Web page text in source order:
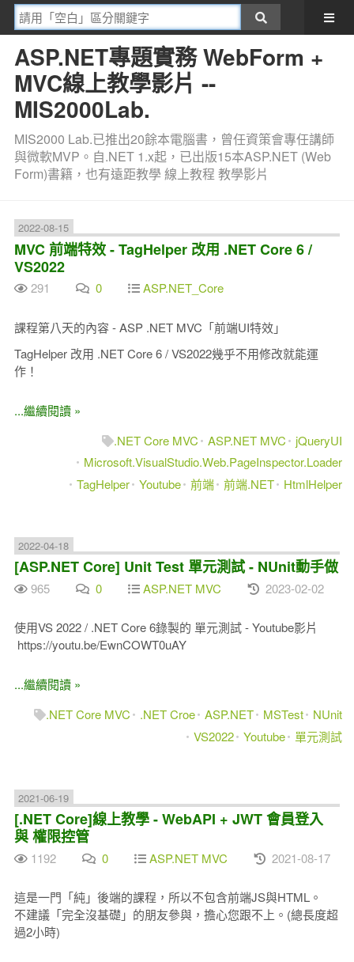
ASP.NET專題實務 WebForm +
MVC線上教學影片 --
MIS2000Lab.
MIS2000 Lab.已推出20餘本電腦書，曾任資策會專任講師
與微軟MVP。自.NET 1.x起，已出版15本ASP.NET (Web
Form)書籍，也有遠距教學 線上教程 教學影片
2022-08-15
MVC 前端特效 - TagHelper 改用 .NET Core 6 /
VS2022
291 0 ASP.NET_Core
課程第八天的內容 - ASP .NET MVC「前端UI特效」
TagHelper 改用 .NET Core 6 / VS2022幾乎不用修改就能運
作！
...繼續閱讀 »
.NET Core MVC
ASP.NET MVC
jQueryUI
Microsoft.VisualStudio.Web.PageInspector.Loader
TagHelper Youtube 前端 前端.NET HtmlHelper
2022-04-18
[ASP.NET Core] Unit Test 單元測試 - NUnit動手做
965 0 ASP.NET MVC 2023-02-02
使用VS 2022 / .NET Core 6錄製的 單元測試 - Youtube影片
https://youtu.be/EwnCOWT0uAY
...繼續閱讀 »
.NET Core MVC
.NET Croe ASP.NET MSTest
NUnit
VS2022 Youtube 單元測試
2021-06-19
[.NET Core]線上教學 - WebAPI + JWT 會員登入
與 權限控管
1192 0 ASP.NET MVC 2021-08-17
這是一門「純」後端的課程，所以不包含前端JS與HTML。
不建議「完全沒基礎」的朋友參與，擔心您跟不上。(總長度超
過2小時)